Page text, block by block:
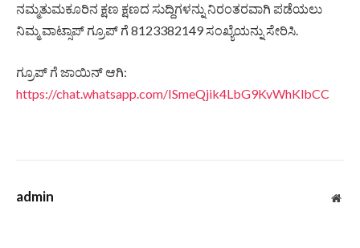
ನಮ್ಮತುಮಕೂರಿನ ಕ್ಷಣ ಕ್ಷಣದ ಸುದ್ದಿಗಳನ್ನು ನಿರಂತರವಾಗಿ ಪಡೆಯಲು
ನಿಮ್ಮ ವಾಟ್ಸಾಪ್ ಗ್ರೂಪ್ ಗೆ 8123382149 ಸಂಖ್ಯೆಯನ್ನು ಸೇರಿಸಿ.
ಗ್ರೂಪ್ ಗೆ ಜಾಯಿನ್ ಆಗಿ:
https://chat.whatsapp.com/ISmeQjik4LbG9KvWhKlbCC
admin